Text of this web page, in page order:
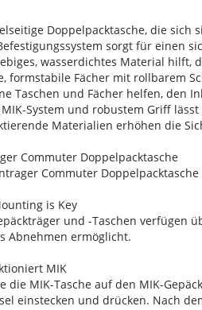
Doppelpacktasche, die sich
sorgt für einen
wasserdichtes Material hilft,
formstabile Fächer mit rollbarem
Taschen und Fächer helfen, den
System und robustem Griff
Materialien erhöhen die
Commuter Doppelpacktasche
Commuter
is Key
und -Taschen verfügen
Abnehmen ermöglicht.
MIK
die MIK-Tasche auf den MIK-
einstecken und drücken. Nach